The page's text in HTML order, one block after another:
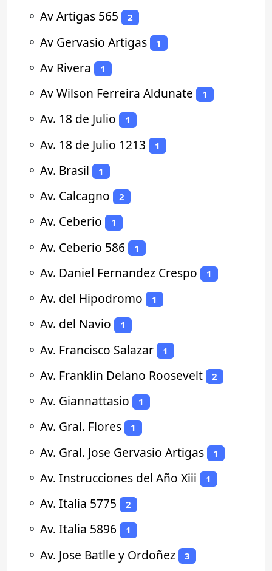
⚬ Av Artigas 565 2
⚬ Av Gervasio Artigas 1
⚬ Av Rivera 1
⚬ Av Wilson Ferreira Aldunate 1
⚬ Av. 18 de Julio 1
⚬ Av. 18 de Julio 1213 1
⚬ Av. Brasil 1
⚬ Av. Calcagno 2
⚬ Av. Ceberio 1
⚬ Av. Ceberio 586 1
⚬ Av. Daniel Fernandez Crespo 1
⚬ Av. del Hipodromo 1
⚬ Av. del Navio 1
⚬ Av. Francisco Salazar 1
⚬ Av. Franklin Delano Roosevelt 2
⚬ Av. Giannattasio 1
⚬ Av. Gral. Flores 1
⚬ Av. Gral. Jose Gervasio Artigas 1
⚬ Av. Instrucciones del Año Xiii 1
⚬ Av. Italia 5775 2
⚬ Av. Italia 5896 1
⚬ Av. Jose Batlle y Ordoñez 3